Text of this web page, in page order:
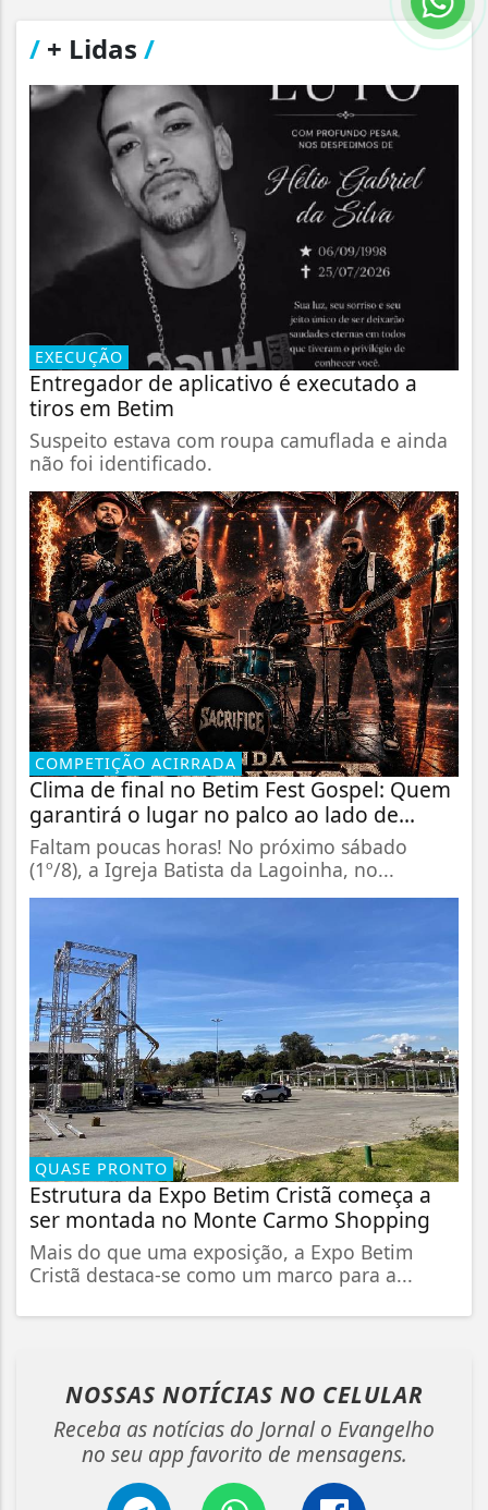
/ + Lidas /
EXECUÇÃO
Entregador de aplicativo é executado a
tiros em Betim
Suspeito estava com roupa camuflada e ainda
não foi identificado.
COMPETIÇÃO ACIRRADA
Clima de final no Betim Fest Gospel: Quem
garantirá o lugar no palco ao lado de...
Faltam poucas horas! No próximo sábado
(1º/8), a Igreja Batista da Lagoinha, no...
QUASE PRONTO
Estrutura da Expo Betim Cristã começa a
ser montada no Monte Carmo Shopping
Mais do que uma exposição, a Expo Betim
Cristã destaca-se como um marco para a...
NOSSAS NOTÍCIAS NO CELULAR
Receba as notícias do Jornal o Evangelho
no seu app favorito de mensagens.